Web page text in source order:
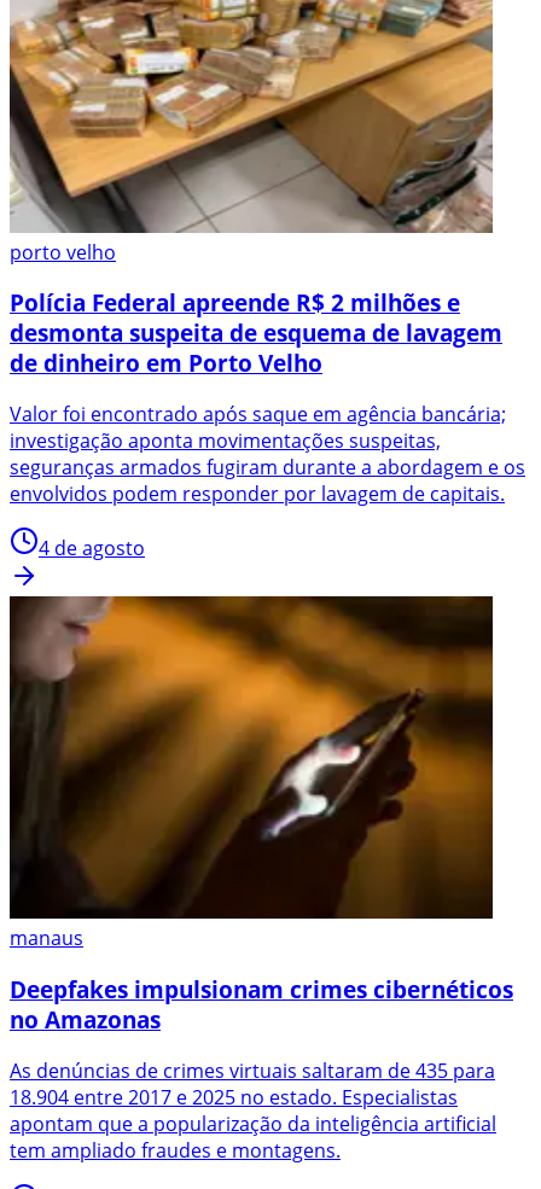
porto velho
Polícia Federal apreende R$ 2 milhões e
desmonta suspeita de esquema de lavagem
de dinheiro em Porto Velho
Valor foi encontrado após saque em agência bancária;
investigação aponta movimentações suspeitas,
seguranças armados fugiram durante a abordagem e os
envolvidos podem responder por lavagem de capitais.
4 de agosto
manaus
Deepfakes impulsionam crimes cibernéticos
no Amazonas
As denúncias de crimes virtuais saltaram de 435 para
18.904 entre 2017 e 2025 no estado. Especialistas
apontam que a popularização da inteligência artificial
tem ampliado fraudes e montagens.